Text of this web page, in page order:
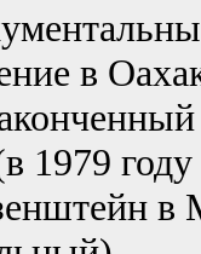
в
1979
в